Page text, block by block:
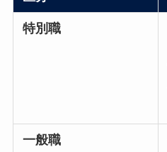
特別職
一般職